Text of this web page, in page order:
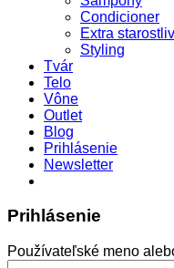
Condicioner
Extra
Styling
Tvár
Telo
Vône
Outlet
Blog
Prihlásenie
Newsletter
Prihlásenie
Používateľské meno